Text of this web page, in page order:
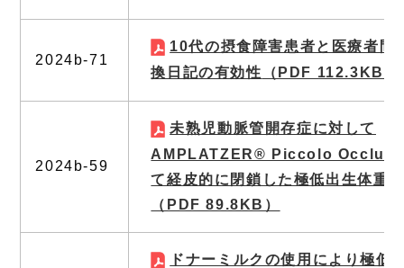
2024b-71
10代の摂食障害患者と医療者間
換日記の有効性 （PDF 112.3KB）
2024b-59
未熟児動脈管開存症に対して
AMPLATZER® Piccolo
て経皮的に閉鎖した極低出生体重
（PDF 89.8KB）
ドナーミルクの使用により極低